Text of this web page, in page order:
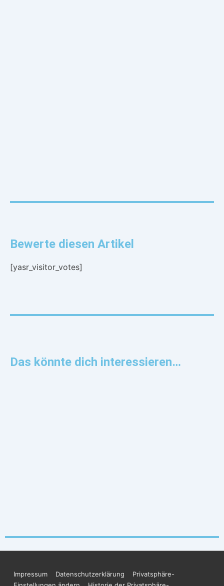
Bewerte diesen Artikel
[yasr_visitor_votes]
Das könnte dich interessieren…
Impressum Datenschutzerklärung
Privatsphäre-